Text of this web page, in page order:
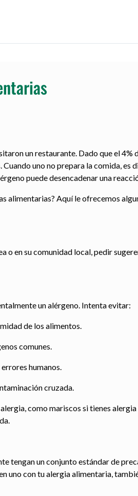
un restaurante. Dado que el
uno no prepara la comida, es
puede desencadenar una
alimentarias? Aquí le ofrecemos
o en su comunidad local, pedir
un alérgeno. Intenta evitar:
de los alimentos.
comunes.
humanos.
cruzada.
como mariscos si tienes
tengan un conjunto estándar de
uno con tu alergia alimentaria,